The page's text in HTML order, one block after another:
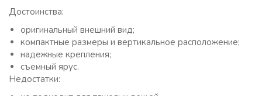
Достоинства:
оригинальный внешний вид;
компактные размеры и вертикальное расположение;
надежные крепления;
съемный ярус.
Недостатки: